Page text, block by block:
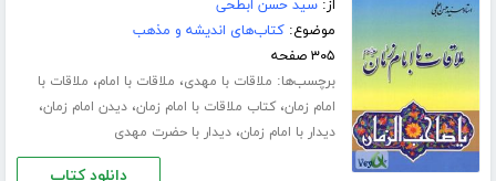
از:سید حسن ابطحی
موضوع:کتاب‌های اندیشه و مذهب
۳۰۵ صفحه
برچسب‌ها: ملاقات با مهدی، ملاقات با امام، ملاقات با
امام زمان،کتاب ملاقات با امام زمان،دیدن امام زمان،
دیدار با امام زمان،دیدار با حضرت مهدی
دانلود کتاب